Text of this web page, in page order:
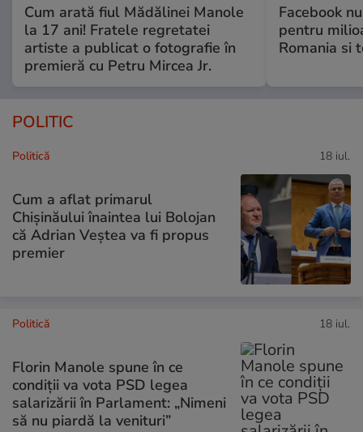
Cum arată fiul Mădălinei Manole
la 17 ani! Fratele regretatei
artiste a publicat o fotografie în
premieră cu Petru Mircea Jr.
Facebook
pentru
Romania si
POLITIC
Politică 18 iul.
Cum a aflat primarul
Chișinăului înaintea lui Bolojan
că Adrian Veștea va fi propus
premier
Politică 18 iul.
Florin Manole spune în ce
condiții va vota PSD legea
salarizării în Parlament: „Nimeni
să nu piardă la venituri”